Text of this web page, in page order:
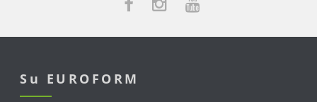
Su EUROFORM